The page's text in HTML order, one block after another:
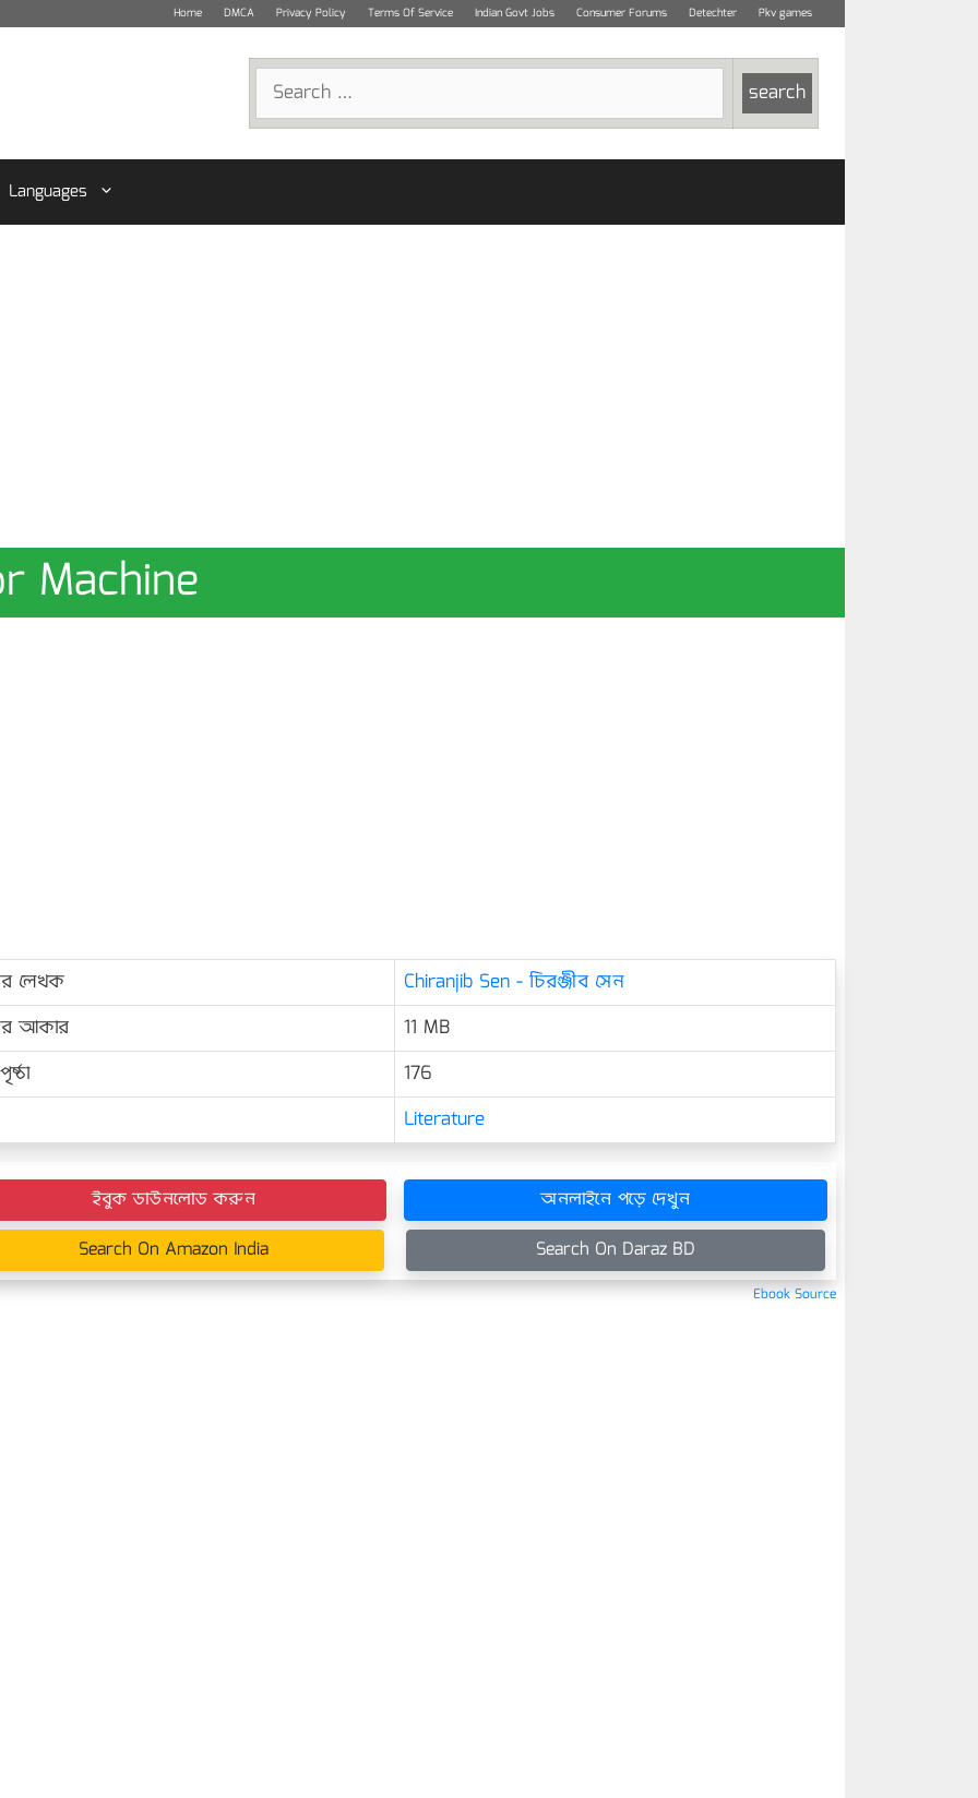
Home DMCA Privacy Policy Terms Of Service Indian Govt Jobs Consumer Forums Detechter Pkv games
Search
for:
Languages
Machine
লেখক
Chiranjib Sen - চিরঞ্জীব সেন
আকার
11 MB
176
Literature
ইবুক ডাউনলোড করুন
অনলাইনে পড়ে দেখুন
Search On Amazon India
Search On Daraz BD
Ebook Source